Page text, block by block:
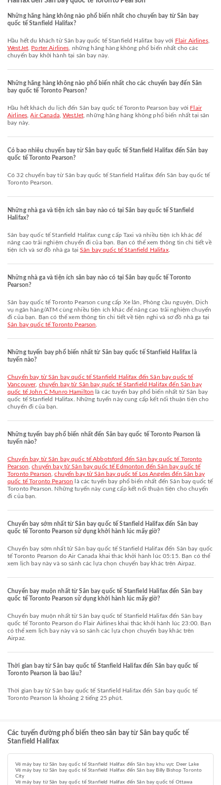
Những hãng hàng không nào phổ biến nhất cho chuyến bay từ Sân bay
quốc tế Stanfield Halifax?
Hầu hết du khách từ Sân bay quốc tế Stanfield Halifax bay với Flair Airlines,
WestJet, Porter Airlines , những hãng hàng không phổ biến nhất cho các
chuyến bay khởi hành tại sân bay này.
Những hãng hàng không nào phổ biến nhất cho các chuyến bay đến Sân
bay quốc tế Toronto Pearson?
Hầu hết khách du lịch đến Sân bay quốc tế Toronto Pearson bay với Flair
Airlines ,Air Canada,WestJet , những hãng hàng không phổ biến nhất tại sân
bay này.
Có bao nhiêu chuyến bay từ Sân bay quốc tế Stanfield Halifax đến Sân bay
quốc tế Toronto Pearson?
Có 32 chuyến bay từ Sân bay quốc tế Stanfield Halifax đến Sân bay quốc tế
Toronto Pearson.
Những nhà ga và tiện ích sân bay nào có tại Sân bay quốc tế Stanfield
Halifax?
Sân bay quốc tế Stanfield Halifax cung cấp Taxi và nhiều tiện ích khác để
nâng cao trải nghiệm chuyến đi của bạn. Bạn có thể xem thông tin chi tiết về
tiện ích và sơ đồ nhà ga tạiSân bay quốc tế Stanfield Halifax.
Những nhà ga và tiện ích sân bay nào có tại Sân bay quốc tế Toronto
Pearson?
Sân bay quốc tế Toronto Pearson cung cấp Xe lăn, Phòng cầu nguyện, Dịch
vụ ngân hàng/ATM cùng nhiều tiện ích khác để nâng cao trải nghiệm chuyến
đi của bạn. Bạn có thể xem thông tin chi tiết về tiện nghi và sơ đồ nhà ga tại
Sân bay quốc tế Toronto Pearson
Những tuyến bay phổ biến nhất từ Sân bay quốc tế Stanfield Halifax là
tuyến nào?
chuyến bay từ Sân bay quốc tế Stanfield Halifax đến Sân bay quốc tế
Vancouver, chuyến bay từ Sân bay quốc tế Stanfield Halifax đến Sân bay
quốc tế John C Munro Hamilton là các tuyến bay phổ biến nhất từ Sân bay
quốc tế Stanfield Halifax. Những tuyến này cung cấp kết nối thuận tiện cho
chuyến đi của bạn.
Những tuyến bay phổ biến nhất đến Sân bay quốc tế Toronto Pearson là
tuyến nào?
chuyến bay từ Sân bay quốc tế Abbotsford đến Sân bay quốc tế Toronto
Pearson ,chuyến bay từ Sân bay quốc tế Edmonton đến Sân bay quốc tế
Toronto Pearson ,chuyến bay từ Sân bay quốc tế Los Angeles đến Sân bay
quốc tế Toronto Pearson
là các tuyến bay phổ biến nhất đến Sân bay quốc tế
Toronto Pearson. Những tuyến này cung cấp kết nối thuận tiện cho chuyến
đi của bạn.
Chuyến bay sớm nhất từ Sân bay quốc tế Stanfield Halifax đến Sân bay
quốc tế Toronto Pearson sử dụng khởi hành lúc mấy giờ?
Chuyến bay sớm nhất từ Sân bay quốc tế Stanfield Halifax đến Sân bay quốc
tế Toronto Pearson do Air Canada khai thác khởi hành lúc 05:15. Bạn có thể
xem lịch bay này và so sánh các lựa chọn chuyến bay khác trên Airpaz.
Chuyến bay muộn nhất từ Sân bay quốc tế Stanfield Halifax đến Sân bay
quốc tế Toronto Pearson sử dụng khởi hành lúc mấy giờ?
Chuyến bay muộn nhất từ Sân bay quốc tế Stanfield Halifax đến Sân bay
quốc tế Toronto Pearson do Flair Airlines khai thác khởi hành lúc 23:00. Bạn
có thể xem lịch bay này và so sánh các lựa chọn chuyến bay khác trên
Airpaz.
Thời gian bay từ Sân bay quốc tế Stanfield Halifax đến Sân bay quốc tế
Toronto Pearson là bao lâu?
Thời gian bay từ Sân bay quốc tế Stanfield Halifax đến Sân bay quốc tế
Toronto Pearson là khoảng 2 tiếng 25 phút.
Các tuyến đường phổ biến theo sân bay từ Sân bay quốc tế
Stanfield Halifax
Vé máy bay từ Sân bay quốc tế Stanfield Halifax đến Sân bay khu vực Deer Lake
Vé máy bay từ Sân bay quốc tế Stanfield Halifax đến Sân bay Billy Bishop Toronto
City
Vé máy bay từ Sân bay quốc tế Stanfield Halifax đến Sân bay quốc tế Ottawa